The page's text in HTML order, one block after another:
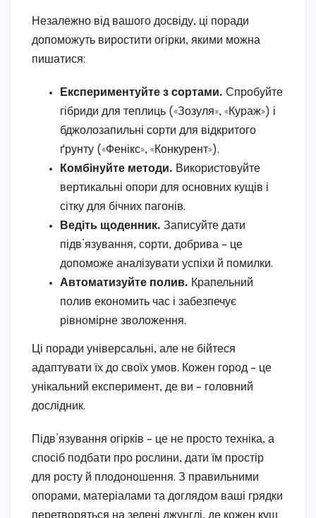
Незалежно від вашого досвіду, ці поради
допоможуть виростити огірки, якими можна
пишатися:
Експериментуйте з сортами. Спробуйте
гібриди для теплиць («Зозуля», «Кураж») і
бджолозапильні сорти для відкритого
ґрунту («Фенікс», «Конкурент»).
Комбінуйте методи. Використовуйте
вертикальні опори для основних кущів і
сітку для бічних пагонів.
Ведіть щоденник. Записуйте дати
підв’язування, сорти, добрива – це
допоможе аналізувати успіхи й помилки.
Автоматизуйте полив. Крапельний
полив економить час і забезпечує
рівномірне зволоження.
Ці поради універсальні, але не бійтеся
адаптувати їх до своїх умов. Кожен город – це
унікальний експеримент, де ви – головний
дослідник.
Підв’язування огірків – це не просто техніка, а
спосіб подбати про рослини, дати їм простір
для росту й плодоношення. З правильними
опорами, матеріалами та доглядом ваші грядки
перетворяться на зелені джунглі, де кожен кущ